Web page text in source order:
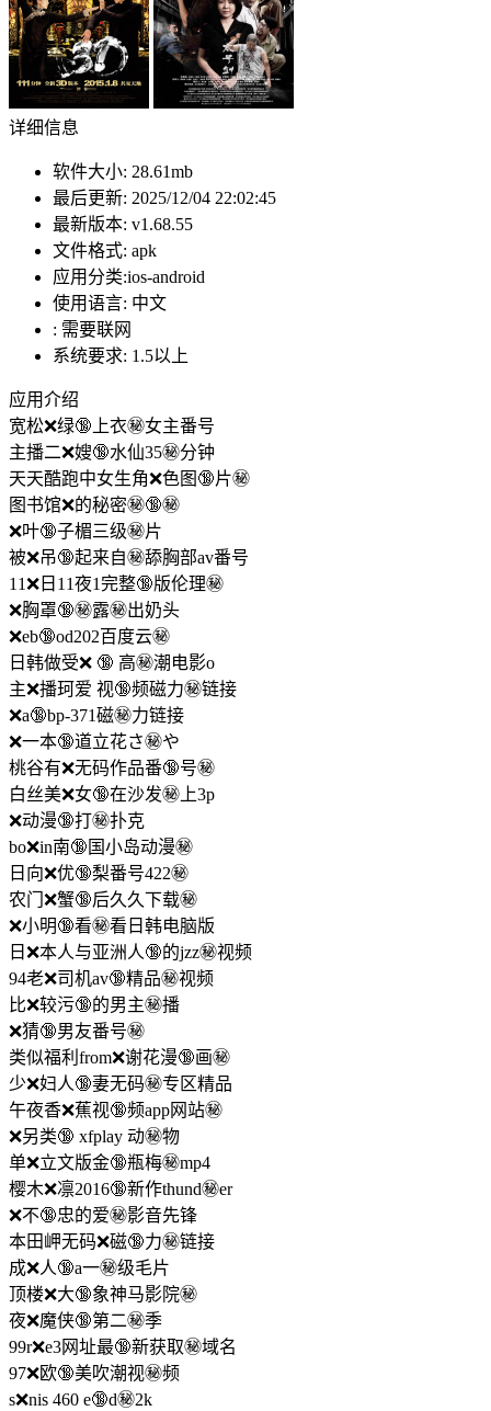
详细信息
软件大小: 28.61mb
最后更新: 2025/12/04 22:02:45
最新版本: v1.68.55
文件格式: apk
应用分类:ios-android
使用语言: 中文
: 需要联网
系统要求: 1.5以上
应用介绍
宽松❌绿🔞上衣㊙️女主番号
主播二❌嫂🔞水仙35㊙️分钟
天天酷跑中女生角❌色图🔞片㊙️
图书馆❌的秘密㊙🔞️㊙️
❌叶🔞子楣三级㊙️片
被❌吊🔞起来自㊙️舔胸部av番号
11❌日11夜1完整🔞版伦理㊙️
❌胸罩🔞㊙️露㊙️出奶头
❌eb🔞od202百度云㊙️
日韩做受❌ 🔞 高㊙️潮电影o
主❌播珂爱 视🔞频磁力㊙️链接
❌a🔞bp-371磁㊙️力链接
❌一本🔞道立花さ㊙️や
桃谷有❌无码作品番🔞号㊙️
白丝美❌女🔞在沙发㊙️上3p
❌动漫🔞打㊙️扑克
bo❌in南🔞国小岛动漫㊙️
日向❌优🔞梨番号422㊙️
农门❌蟹🔞后久久下载㊙️
❌小明🔞看㊙️看日韩电脑版
日❌本人与亚洲人🔞的jzz㊙️视频
94老❌司机av🔞精品㊙️视频
比❌较污🔞的男主㊙️播
❌猜🔞男友番号㊙️
类似福利from❌谢花漫🔞画㊙️
少❌妇人🔞妻无码㊙️专区精品
午夜香❌蕉视🔞频app网站㊙️
❌另类🔞 xfplay 动㊙️物
单❌立文版金🔞瓶梅㊙️mp4
樱木❌凛2016🔞新作thund㊙️er
❌不🔞忠的爱㊙️影音先锋
本田岬无码❌磁🔞力㊙️链接
成❌人🔞a一㊙️级毛片
顶楼❌大🔞象神马影院㊙️
夜❌魔侠🔞第二㊙️季
99r❌e3网址最🔞新获取㊙️域名
97❌欧🔞美吹潮视㊙️频
s❌nis 460 e🔞d㊙️2k